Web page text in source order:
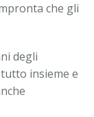
che gli
degli
insieme e